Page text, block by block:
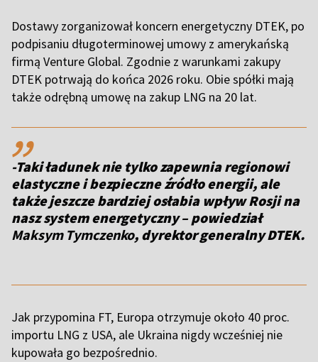
Dostawy zorganizował koncern energetyczny DTEK, po
podpisaniu długoterminowej umowy z amerykańską
firmą Venture Global. Zgodnie z warunkami zakupy
DTEK potrwają do końca 2026 roku. Obie spółki mają
także odrębną umowę na zakup LNG na 20 lat.
,,
-Taki ładunek nie tylko zapewnia regionowi
elastyczne i bezpieczne źródło energii, ale
także jeszcze bardziej osłabia wpływ Rosji na
nasz system energetyczny – powiedział
Maksym Tymczenko, dyrektor generalny DTEK.
Jak przypomina FT, Europa otrzymuje około 40 proc.
importu LNG z USA, ale Ukraina nigdy wcześniej nie
kupowała go bezpośrednio.